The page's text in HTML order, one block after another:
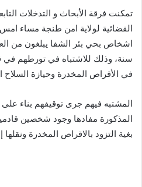
تمكنت فرقة الأبحاث و التدخلات
سنة، وذلك للاشتباه في تورطهم في
في الأقراص المخدرة وحيازة
المشتبه فيهم جرى توقيفهم بناء
المذكورة مفادها وجود شخصين
بغية التزود بالاقراص المخدرة